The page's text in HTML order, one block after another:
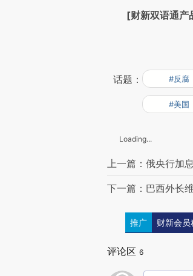
[财新双语通产
话题： #反腐
#美国
Loading...
上一篇：俄央行加
下一篇：巴西外长
推广 财新会员
评论区 6